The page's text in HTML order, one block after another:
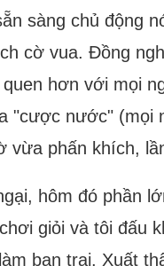
sàng chủ động
cờ vua. Đồng
hơn với mọi
"cược nước" (mọi
vừa phấn khích,
hôm đó phần
giỏi và tôi đấu
bạn trai. Xuất